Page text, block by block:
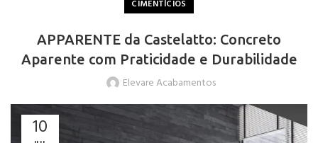
CIMENTÍCIOS
APPARENTE da Castelatto: Concreto
Aparente com Praticidade e Durabilidade
Elevare Acabamentos
10